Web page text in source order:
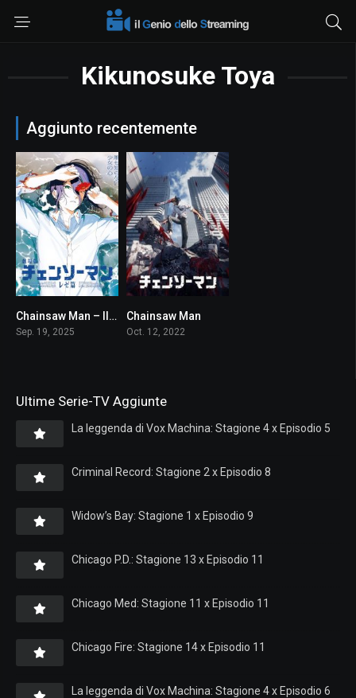
Kikunosuke Toya
Aggiunto recentemente
8.5Chainsaw Man – Il film: La storia di Reze
Sep. 19, 2025
Chainsaw Man
Oct. 12, 2022
Ultime Serie-TV Aggiunte
La leggenda di Vox Machina: Stagione 4 x Episodio 5
Criminal Record: Stagione 2 x Episodio 8
Widow’s Bay: Stagione 1 x Episodio 9
Chicago P.D.: Stagione 13 x Episodio 11
Chicago Med: Stagione 11 x Episodio 11
Chicago Fire: Stagione 14 x Episodio 11
La leggenda di Vox Machina: Stagione 4 x Episodio 6